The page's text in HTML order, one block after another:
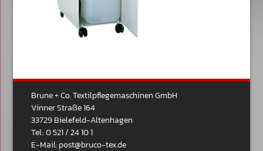
Brune + Co. Textilpflegemaschinen GmbH
Vinner Straße 164
33729 Bielefeld-Altenhagen
Tel.: 0 521 / 24 10 1
E-Mail: post@bruco-tex.de